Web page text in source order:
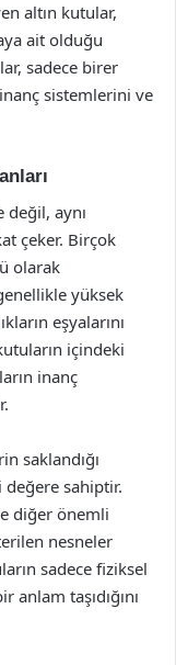
altın kutular,
ait olduğu
sadece birer
sistemlerini ve
değil, aynı
çeker. Birçok
olarak
yüksek
eşyalarını
içindeki
inanç
saklandığı
sahiptir.
diğer önemli
nesneler
sadece fiziksel
taşıdığını